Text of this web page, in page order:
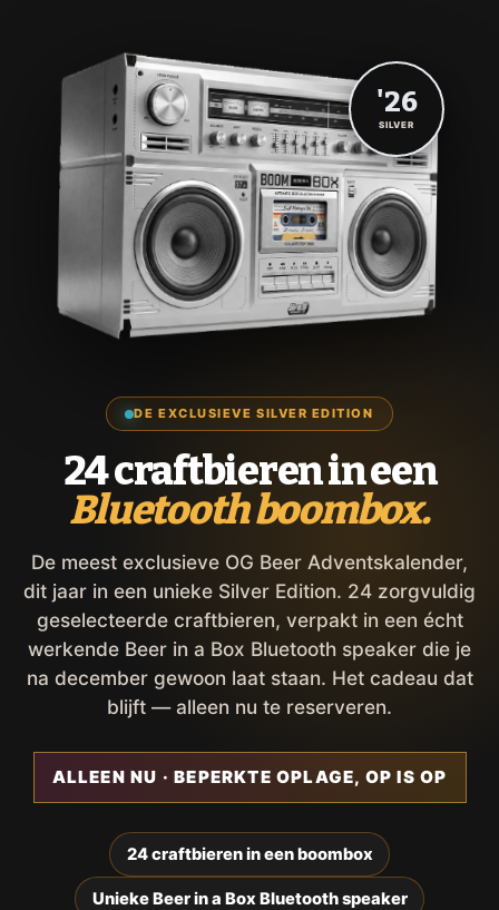
DE EXCLUSIEVE SILVER EDITION
24 craftbieren in een
Bluetooth boombox.
De meest exclusieve OG Beer Adventskalender,
dit jaar in een unieke Silver Edition. 24 zorgvuldig
geselecteerde craftbieren, verpakt in een écht
werkende Beer in a Box Bluetooth speaker die je
na december gewoon laat staan. Het cadeau dat
blijft — alleen nu te reserveren.
ALLEEN NU · BEPERKTE OPLAGE, OP IS OP
24 craftbieren in een boombox
Unieke Beer in a Box Bluetooth speaker
'26
SILVER